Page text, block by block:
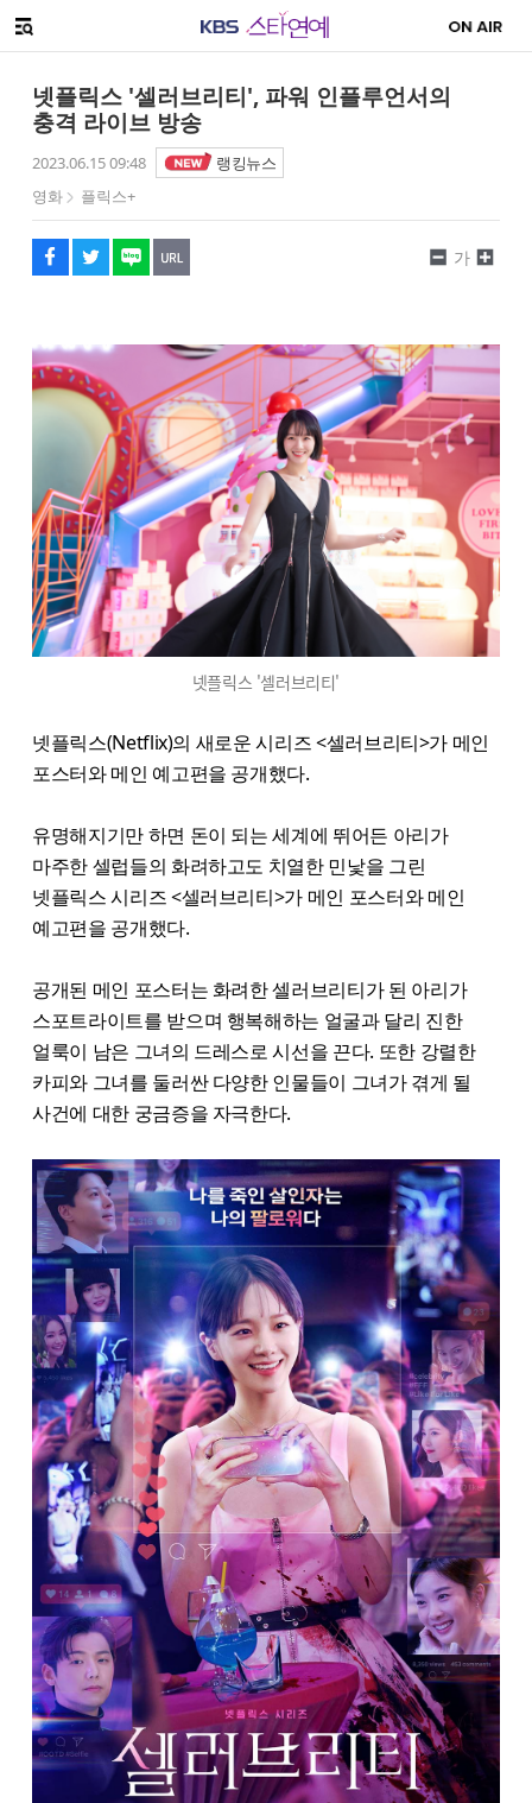
메뉴 열기
넷플릭스 '셀러브리티', 파워 인플루언서의
충격 라이브 방송
2023.06.15 09:48
랭킹뉴스
영화
플릭스+
페이스북
트위터
네이버
URL복사
글씨 작게보기
가
글씨 크게보기
넷플릭스 '셀러브리티'
넷플릭스(Netflix)의 새로운 시리즈 <셀러브리티>가 메인
포스터와 메인 예고편을 공개했다.
유명해지기만 하면 돈이 되는 세계에 뛰어든 아리가
마주한 셀럽들의 화려하고도 치열한 민낯을 그린
넷플릭스 시리즈 <셀러브리티>가 메인 포스터와 메인
예고편을 공개했다.
공개된 메인 포스터는 화려한 셀러브리티가 된 아리가
스포트라이트를 받으며 행복해하는 얼굴과 달리 진한
얼룩이 남은 그녀의 드레스로 시선을 끈다. 또한 강렬한
카피와 그녀를 둘러싼 다양한 인물들이 그녀가 겪게 될
사건에 대한 궁금증을 자극한다.
해시태그